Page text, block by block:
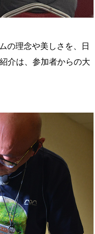
の理念や美しさを、日
介は、参加者からの大